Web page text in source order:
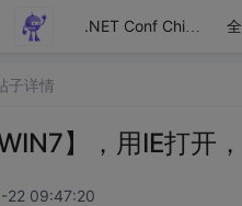
.NET Conf China
子详情
】，用IE打开
22 09:47:20